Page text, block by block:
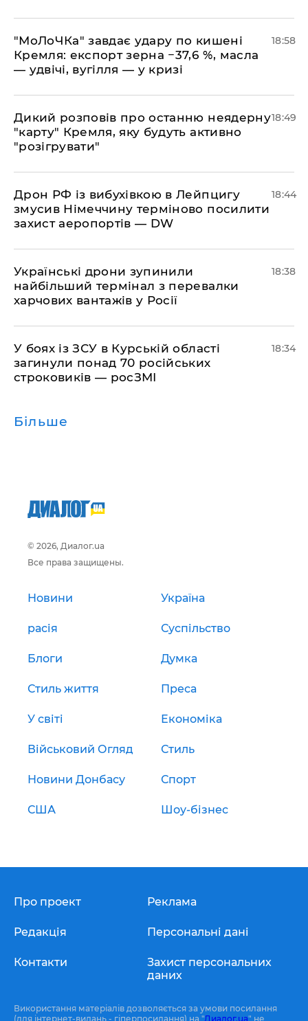
​"МоЛоЧКа" завдає удару по кишені
Кремля: експорт зерна −37,6 %, масла
— удвічі, вугілля — у кризі
18:58
​Дикий розповів про останню неядерну
"карту" Кремля, яку будуть активно
"розігрувати"
18:49
​Дрон РФ із вибухівкою в Лейпцигу
змусив Німеччину терміново посилити
захист аеропортів — DW
18:44
​Українські дрони зупинили
найбільший термінал з перевалки
харчових вантажів у Росії
18:38
​У боях із ЗСУ в Курській області
загинули понад 70 російських
строковиків — росЗМІ
18:34
Більше
© 2026, Диалог.ua
Все права защищены.
Новини Україна
расія Суспільство
Блоги Думка
Стиль життя Преса
У світі Економіка
Військовий Огляд Стиль
Новини Донбасу Спорт
США Шоу-бізнес
Про проект
Редакція
Контакти
Реклама
Персональні дані
Захист персональних
даних
Використання матеріалів дозволяється за умови посилання
(для інтернет-видань - гіперпосилання) на "Диалог.ua" не